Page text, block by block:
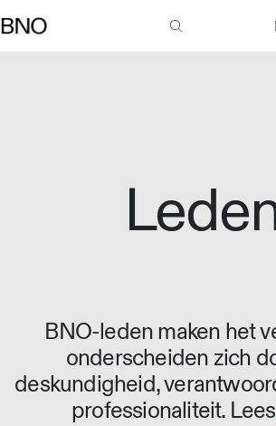
BNO-leden maken het
onderscheiden zich
deskundigheid,
professionaliteit. Lees